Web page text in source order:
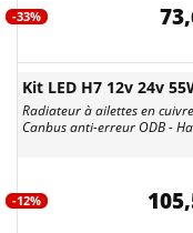
-33%
Kit LED H7 12v 24v
Radiateur à ailettes en
Canbus anti-erreur ODB -
-12%